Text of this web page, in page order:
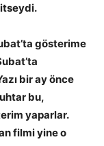
gösterime
bir ay önce
bu,
yaparlar.
filmi yine o